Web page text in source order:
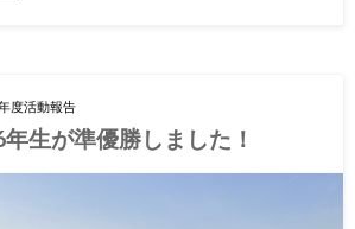
度活動報告
生が準優勝しました！